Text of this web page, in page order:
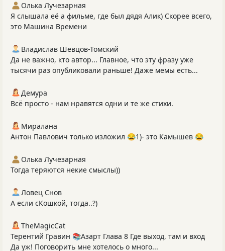
Олька Лучезарная
Я слышала её а фильме, где был дядя Алик) Скорее всего,
это Машина Времени
Владислав Шевцов-Томский
Да не важно, кто автор... Главное, что эту фразу уже
тысячи раз опубликовали раньше! Даже мемы есть...
Демура
Всё просто - нам нравятся одни и те же стихи.
Миралана
Антон Павлович только изложил 😂1)- это Камышев 😂
Олька Лучезарная
Тогда теряются некие смыслы))
Ловец Снов
А если сКошкой, тогда..?)
TheMagicCat
Терентий Гравин 📚Азарт Глава 8 Где выход, там и вход
Да уж! Поговорить мне хотелось о много...